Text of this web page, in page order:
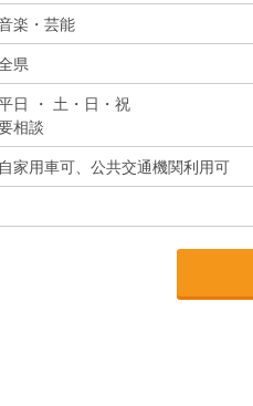
楽・芸能
県
日 ・ 土・日・祝
相談
自家用車可、公共交通機関利用可